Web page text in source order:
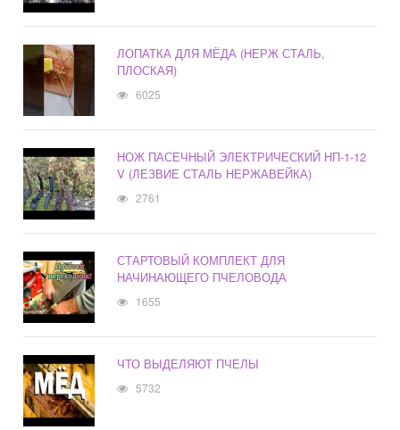
ЛОПАТКА ДЛЯ МЁДА (НЕРЖ СТАЛЬ,
ПЛОСКАЯ)
6025
НОЖ ПАСЕЧНЫЙ ЭЛЕКТРИЧЕСКИЙ HП-1-12
V (ЛЕЗВИЕ СТАЛЬ НЕРЖАВЕЙКА)
2761
СТАРТОВЫЙ КОМПЛЕКТ ДЛЯ
НАЧИНАЮЩЕГО ПЧЕЛОВОДА
1655
ЧТО ВЫДЕЛЯЮТ ПЧЕЛЫ
5732